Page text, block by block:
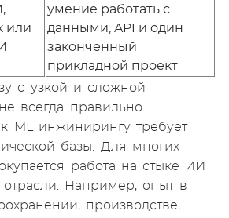
или
умение работать с
данными, API и один
законченный
прикладной проект
с узкой и сложной
всегда правильно.
ML инжинирингу требует
базы. Для многих
работа на стыке ИИ
Например, опыт в
производстве,